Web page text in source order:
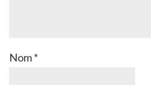
Nom*